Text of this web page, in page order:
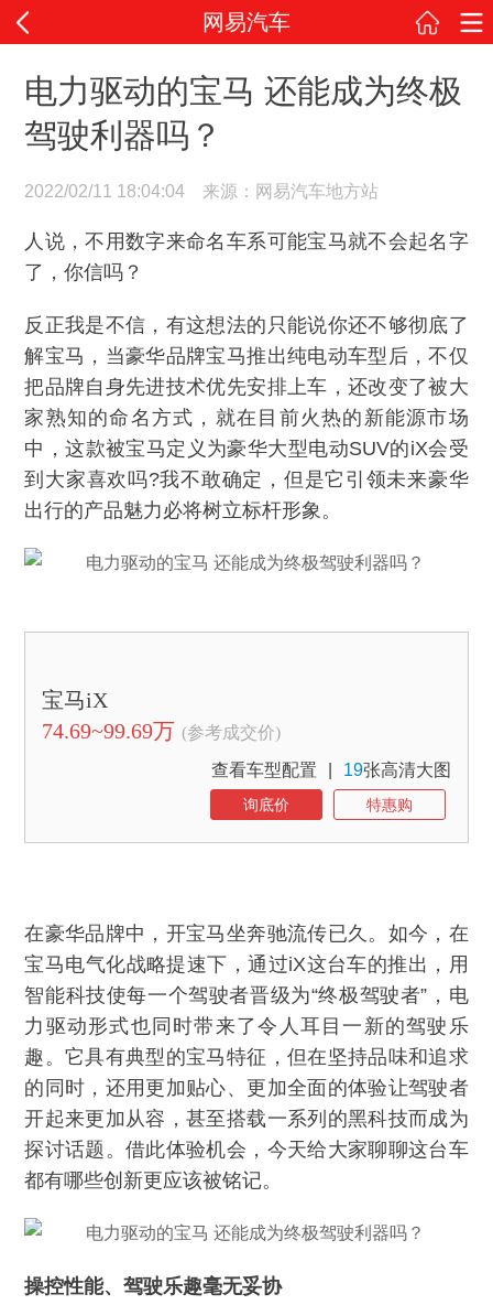
网易汽车
电力驱动的宝马 还能成为终极
驾驶利器吗？
2022/02/11 18:04:04 来源：网易汽车地方站
人说，不用数字来命名车系可能宝马就不会起名字
了，你信吗？
反正我是不信，有这想法的只能说你还不够彻底了
解宝马，当豪华品牌宝马推出纯电动车型后，不仅
把品牌自身先进技术优先安排上车，还改变了被大
家熟知的命名方式，就在目前火热的新能源市场
中，这款被宝马定义为豪华大型电动SUV的iX会受
到大家喜欢吗?我不敢确定，但是它引领未来豪华
出行的产品魅力必将树立标杆形象。
宝马iX
74.69~99.69万 (参考成交价)
查看车型配置
19张高清大图
询底价 特惠购
在豪华品牌中，开宝马坐奔驰流传已久。如今，在
宝马电气化战略提速下，通过iX这台车的推出，用
智能科技使每一个驾驶者晋级为“终极驾驶者”，电
力驱动形式也同时带来了令人耳目一新的驾驶乐
趣。它具有典型的宝马特征，但在坚持品味和追求
的同时，还用更加贴心、更加全面的体验让驾驶者
开起来更加从容，甚至搭载一系列的黑科技而成为
探讨话题。借此体验机会，今天给大家聊聊这台车
都有哪些创新更应该被铭记。
操控性能、驾驶乐趣毫无妥协